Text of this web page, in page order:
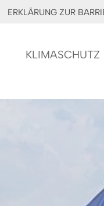
ERKLÄRUNG ZUR
KLIMASCHUTZ